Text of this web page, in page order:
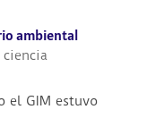
ambiental
ciencia
el GIM estuvo